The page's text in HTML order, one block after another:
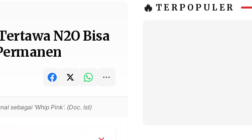
N2O Bisa
sebagai ‘Whip Pink’. (Doc. Ist)
🔥 TERPOPULER